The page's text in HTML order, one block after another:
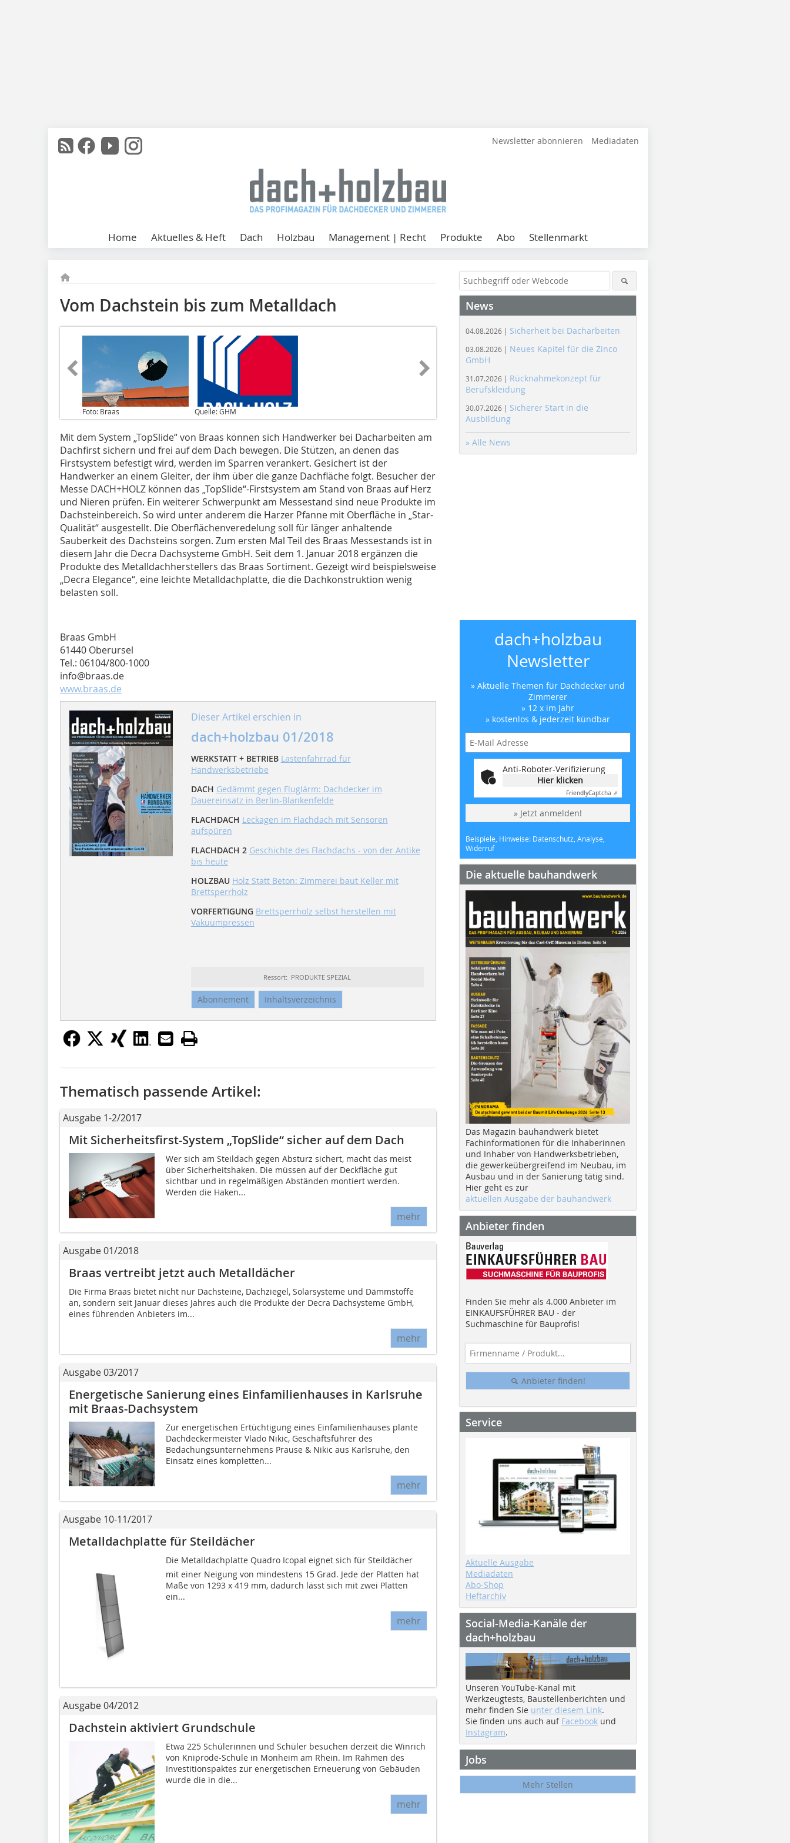
Newsletter abonnieren Mediadaten
Home Aktuelles & Heft Dach Holzbau Management | Recht Produkte Abo Stellenmarkt
Vom Dachstein bis zum Metalldach
Foto: Braas Quelle: GHM
Mit dem System „TopSlide“ von Braas können sich Handwerker bei Dacharbeiten am
Dachfirst sichern und frei auf dem Dach bewegen. Die Stützen, an denen das
Firstsystem befestigt wird, werden im Sparren verankert. Gesichert ist der
Handwerker an einem Gleiter, der ihm über die ganze Dachfläche folgt. Besucher der
Messe DACH+HOLZ können das „TopSlide“-Firstsystem am Stand von Braas auf Herz
und Nieren prüfen. Ein weiterer Schwerpunkt am Messestand sind neue Produkte im
Dachsteinbereich. So wird unter anderem die Harzer Pfanne mit Oberfläche in „Star-
Qualität“ ausgestellt. Die Oberflächenveredelung soll für länger anhaltende
Sauberkeit des Dachsteins sorgen. Zum ersten Mal Teil des Braas Messestands ist in
diesem Jahr die Decra Dachsysteme GmbH. Seit dem 1. Januar 2018 ergänzen die
Produkte des Metalldachherstellers das Braas Sortiment. Gezeigt wird beispielsweise
„Decra Elegance“, eine leichte Metalldachplatte, die die Dachkonstruktion wenig
belasten soll.
Braas GmbH
61440 Oberursel
Tel.: 06104/800-1000
info@braas.de
www.braas.de
Dieser Artikel erschien in
dach+holzbau 01/2018
WERKSTATT + BETRIEB Lastenfahrrad für
Handwerksbetriebe
DACH Gedämmt gegen Fluglärm: Dachdecker im
Dauereinsatz in Berlin-Blankenfelde
FLACHDACH Leckagen im Flachdach mit Sensoren
aufspüren
FLACHDACH 2 Geschichte des Flachdachs - von der Antike
bis heute
HOLZBAU Holz Statt Beton: Zimmerei baut Keller mit
Brettsperrholz
VORFERTIGUNG Brettsperrholz selbst herstellen mit
Vakuumpressen
Ressort: PRODUKTE SPEZIAL
Abonnement Inhaltsverzeichnis
Thematisch passende Artikel:
Ausgabe 1-2/2017
Mit Sicherheitsfirst-System „TopSlide“ sicher auf dem Dach
Wer sich am Steildach gegen Absturz sichert, macht das meist
über Sicherheitshaken. Die müssen auf der Deckfläche gut
sichtbar und in regelmäßigen Abständen montiert werden.
Werden die Haken...
mehr
Ausgabe 01/2018
Braas vertreibt jetzt auch Metalldächer
Die Firma Braas bietet nicht nur Dachsteine, Dachziegel, Solarsysteme und Dämmstoffe
an, sondern seit Januar dieses Jahres auch die Produkte der Decra Dachsysteme GmbH,
eines führenden Anbieters im...
mehr
Ausgabe 03/2017
Energetische Sanierung eines Einfamilienhauses in Karlsruhe
mit Braas-Dachsystem
Zur energetischen Ertüchtigung eines Einfamilienhauses plante
Dachdeckermeister Vlado Nikic, ­Geschäftsführer des
Bedachungsunternehmens Prause & Nikic aus Karlsruhe, den
Einsatz eines kompletten...
mehr
Ausgabe 10-11/2017
Metalldachplatte für Steildächer
Die Metalldachplatte Quadro Icopal eignet sich für Steildächer
mit einer Neigung von mindestens 15 Grad. Jede der Platten hat
Maße von 1293 x 419 mm, dadurch lässt sich mit zwei Platten
ein...
mehr
Ausgabe 04/2012
Dachstein aktiviert Grundschule
Etwa 225 Schülerinnen und Schüler besuchen derzeit die Winrich
von Kniprode-Schule in Monheim am Rhein. Im Rahmen des
Investitionspaktes zur energetischen Erneuerung von Gebäuden
wurde die in die...
mehr
News
04.08.2026 | Sicherheit bei Dacharbeiten
03.08.2026 | Neues Kapitel für die Zinco
GmbH
31.07.2026 | Rücknahmekonzept für
Berufskleidung
30.07.2026 | Sicherer Start in die
Ausbildung
» Alle News
dach+holzbau
Newsletter
» Aktuelle Themen für Dachdecker und
Zimmerer
» 12 x im Jahr
» kostenlos & jederzeit kündbar
Anti-Roboter-Verifizierung
Hier klicken
FriendlyCaptcha ⇗
» Jetzt anmelden!
Beispiele, Hinweise: Datenschutz, Analyse,
Widerruf
Die aktuelle bauhandwerk
Das Magazin bauhandwerk bietet
Fachinformationen für die Inhaberinnen
und Inhaber von Handwerksbetrieben,
die gewerkeübergreifend im Neubau, im
Ausbau und in der Sanierung tätig sind.
Hier geht es zur
aktuellen Ausgabe der bauhandwerk
Anbieter finden
Finden Sie mehr als 4.000 Anbieter im
EINKAUFSFÜHRER BAU - der
Suchmaschine für Bauprofis!
Anbieter finden!
Service
Aktuelle Ausgabe
Mediadaten
Abo-Shop
Heftarchiv
Social-Media-Kanäle der
dach+holzbau
Unseren YouTube-Kanal mit
Werkzeugtests, Baustellenberichten und
mehr finden Sie unter diesem Link.
Sie finden uns auch auf Facebook und
Instagram.
Jobs
Mehr Stellen